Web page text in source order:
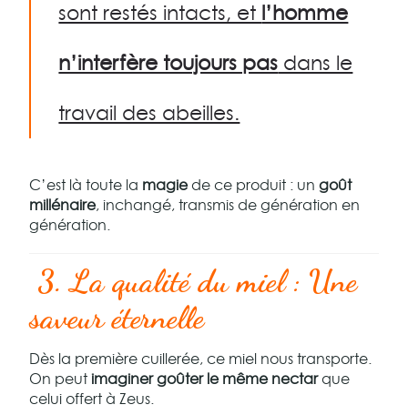
sont restés intacts, et l’homme
n’interfère toujours pas dans le
travail des abeilles.
C’est là toute la magiede ce produit : ungoût
millénaire, inchangé, transmis de génération en
génération.
3. La qualité du miel : Une
saveur éternelle
Dès la première cuillerée, ce miel nous transporte.
On peutimaginer goûter le même nectarque
celui offert à Zeus.